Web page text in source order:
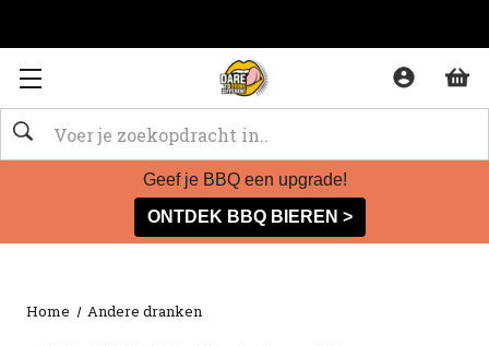
Zoeken
Geef je BBQ een upgrade!
ONTDEK BBQ BIEREN >
Home Andere dranken